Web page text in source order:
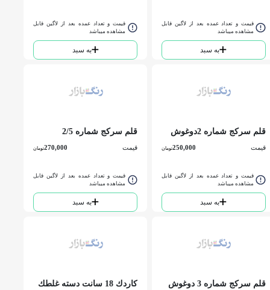
قیمت و تعداد عمده بعد از لاگین قابل
مشاهده میباشد
به سبد
قیمت و تعداد عمده بعد از لاگین قابل
مشاهده میباشد
به سبد
قلم سركج شماره 2دوغوش
قیمت 250,000تومان
قیمت و تعداد عمده بعد از لاگین قابل
مشاهده میباشد
به سبد
قلم سركج شماره 2/5
قیمت 270,000تومان
قیمت و تعداد عمده بعد از لاگین قابل
مشاهده میباشد
به سبد
قلم سرکج شماره 3 دوغوش
كاردك 18 سانت دسته غلطك